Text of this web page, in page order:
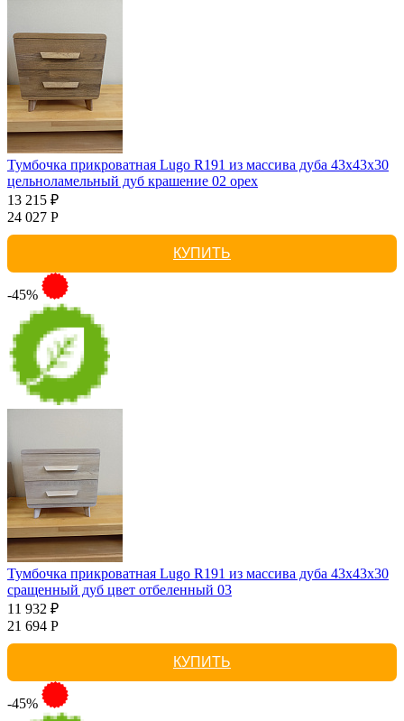
Тумбочка прикроватная Lugo R191 из массива дуба 43х43х30
цельноламельный дуб крашение 02 орех
13 215 ₽
24 027 Р
КУПИТЬ
-45%
Тумбочка прикроватная Lugo R191 из массива дуба 43х43х30
сращенный дуб цвет отбеленный 03
11 932 ₽
21 694 Р
КУПИТЬ
-45%